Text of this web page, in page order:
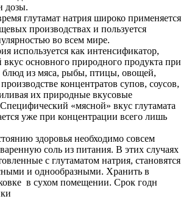
дозы.
глутамат натрия широко применяется
производствах и пользуется
во всем мире.
используется как интенсификатор,
основного природного продукта при
блюд из мяса, рыбы, птицы, овощей,
концентратов супов, соусов,
их природные вкусовые
«мясной» вкус глутамата
уже при концентрации всего лишь
здоровья необходимо совсем
соль из питания. В этих случаях
с глутаматом натрия, становятся
и однообразными. Хранить в
в сухом помещении. Срок годн